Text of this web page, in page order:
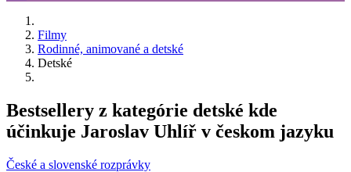
Filmy
Rodinné, animované a detské
Detské
Bestsellery z kategórie detské kde
účinkuje Jaroslav Uhlíř v českom jazyku
České a slovenské rozprávky